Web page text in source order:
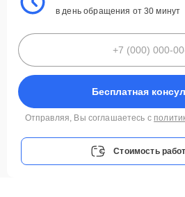
в день обращения от 30 минут
Бесплатная
Отправляя, Вы соглашаетесь с
Стоимость работ